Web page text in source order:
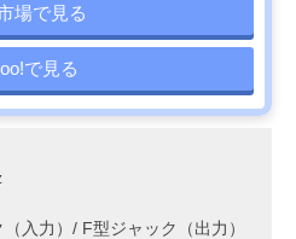
場で見る
で見る
（入力）/ F型ジャック（出力）